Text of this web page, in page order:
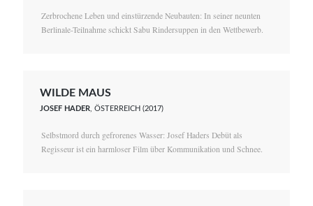
Zerbrochene Leben und einstürzende Neubauten: In seiner neunten
Berlinale-Teilnahme schickt Sabu Rindersuppen in den Wettbewerb.
WILDE MAUS
JOSEF HADER , ÖSTERREICH (2017)
Selbstmord durch gefrorenes Wasser: Josef Haders Debüt als
Regisseur ist ein harmloser Film über Kommunikation und Schnee.